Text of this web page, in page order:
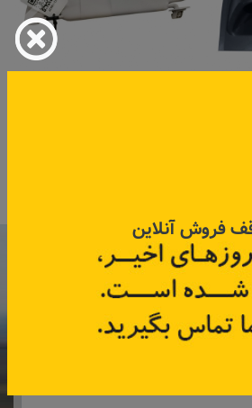
رنویدک
حالا ۱۵ هزار تومان کد‌تخفیف خرید
فروش آنلاین